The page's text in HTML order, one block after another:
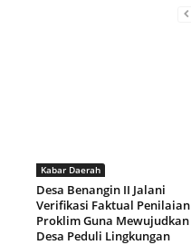
Kabar Daerah
Desa Benangin II Jalani
Verifikasi Faktual Penilaian
Proklim Guna Mewujudkan
Desa Peduli Lingkungan